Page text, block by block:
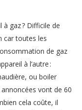
à gaz ? Difficile de
car toutes les
de gaz
à l’autre :
ou boiler
vont de 60
cela coûte, il